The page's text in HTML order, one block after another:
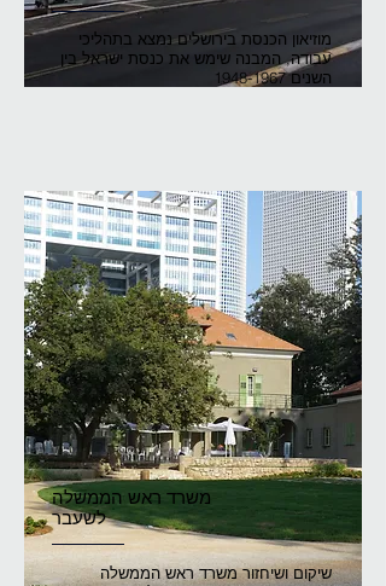
מוזיאון הכנסת בירושלים נמצא בתהליכי
עבודה, המבנה שימש את כנסת ישראל בין
השנים1948-1967
משרד ראש הממשלה
לשעבר
שיקום ושיחזור משרד ראש הממשלה